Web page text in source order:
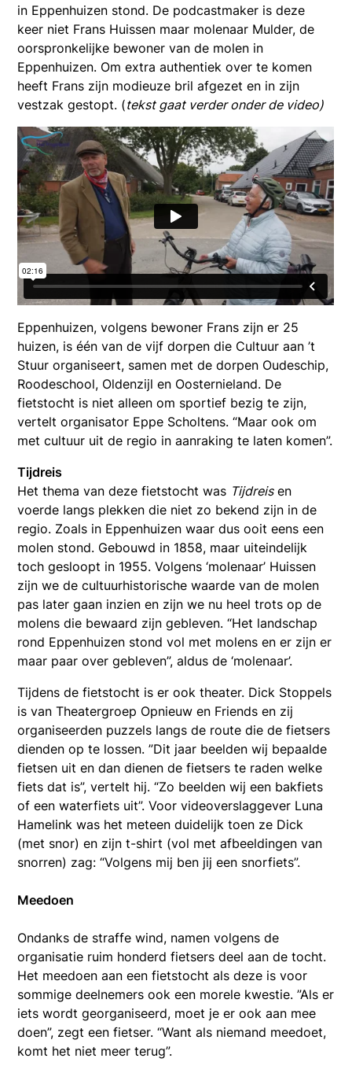
in Eppenhuizen stond. De podcastmaker is deze
keer niet Frans Huissen maar molenaar Mulder, de
oorspronkelijke bewoner van de molen in
Eppenhuizen. Om extra authentiek over te komen
heeft Frans zijn modieuze bril afgezet en in zijn
vestzak gestopt. (tekst gaat verder onder de video)
Eppenhuizen, volgens bewoner Frans zijn er 25
huizen, is één van de vijf dorpen die Cultuur aan ’t
Stuur organiseert, samen met de dorpen Oudeschip,
Roodeschool, Oldenzijl en Oosternieland. De
fietstocht is niet alleen om sportief bezig te zijn,
vertelt organisator Eppe Scholtens. “Maar ook om
met cultuur uit de regio in aanraking te laten komen”.
Tijdreis
Het thema van deze fietstocht was Tijdreisen
voerde langs plekken die niet zo bekend zijn in de
regio. Zoals in Eppenhuizen waar dus ooit eens een
molen stond. Gebouwd in 1858, maar uiteindelijk
toch gesloopt in 1955. Volgens ‘molenaar’ Huissen
zijn we de cultuurhistorische waarde van de molen
pas later gaan inzien en zijn we nu heel trots op de
molens die bewaard zijn gebleven. “Het landschap
rond Eppenhuizen stond vol met molens en er zijn er
maar paar over gebleven”, aldus de ‘molenaar’.
Tijdens de fietstocht is er ook theater. Dick Stoppels
is van Theatergroep Opnieuw en Friends en zij
organiseerden puzzels langs de route die de fietsers
dienden op te lossen. ”Dit jaar beelden wij bepaalde
fietsen uit en dan dienen de fietsers te raden welke
fiets dat is”, vertelt hij. “Zo beelden wij een bakfiets
of een waterfiets uit”. Voor videoverslaggever Luna
Hamelink was het meteen duidelijk toen ze Dick
(met snor) en zijn t-shirt (vol met afbeeldingen van
snorren) zag: “Volgens mij ben jij een snorfiets”.
Meedoen
Ondanks de straffe wind, namen volgens de
organisatie ruim honderd fietsers deel aan de tocht.
Het meedoen aan een fietstocht als deze is voor
sommige deelnemers ook een morele kwestie. ”Als er
iets wordt georganiseerd, moet je er ook aan mee
doen”, zegt een fietser. “Want als niemand meedoet,
komt het niet meer terug”.